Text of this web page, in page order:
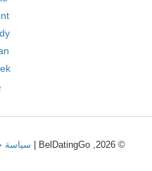
© 2026, BelDatingGo | سياسة